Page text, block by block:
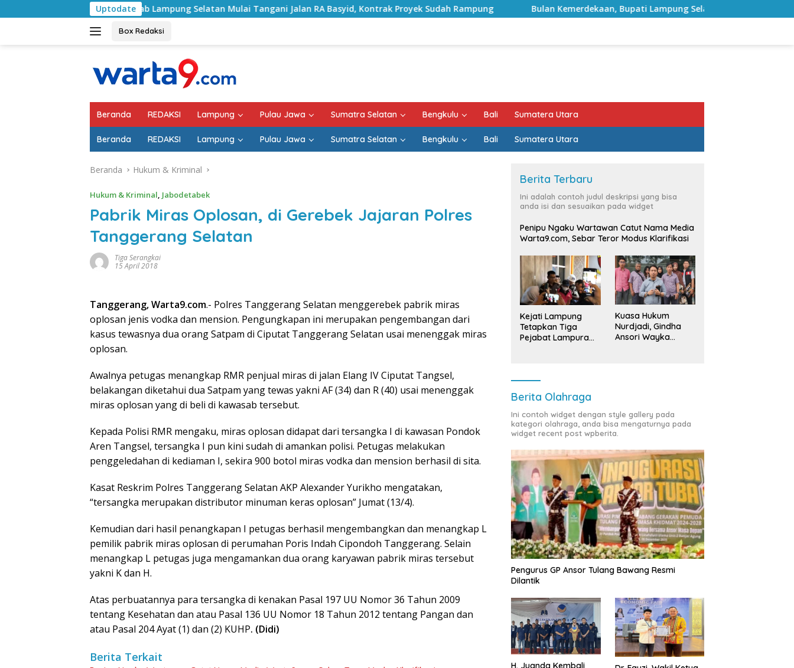
ke
Uptodate
Pemkab Lampung Selatan Mulai Tangani Jalan RA Basyid, Kontrak Proyek Sudah Rampung Bulan Kemerdekaan, Bupati Lampung Selatan Ajak ASN Perkuat Semangat
Box Redaksi
Beranda REDAKSI Lampung Pulau Jawa Sumatra Selatan Bengkulu Bali Sumatera Utara
Beranda REDAKSI Lampung Pulau Jawa Sumatra Selatan Bengkulu Bali Sumatera Utara
Beranda Hukum & Kriminal
Hukum & Kriminal, Jabodetabek
Pabrik Miras Oplosan, di Gerebek Jajaran Polres
Tanggerang Selatan
Tiga Serangkai
15 April 2018
Tanggerang, Warta9.com.- Polres Tanggerang Selatan menggerebek pabrik miras
oplosan jenis vodka dan mension. Pengungkapan ini merupakan pengembangan dari
kasus tewasnya dua orang Satpam di Ciputat Tanggerang Selatan usai menenggak miras
oplosan.
Awalnya petugas menangkap RMR penjual miras di jalan Elang IV Ciputat Tangsel,
belakangan diketahui dua Satpam yang tewas yakni AF (34) dan R (40) usai menenggak
miras oplosan yang di beli di kawasab tersebut.
Kepada Polisi RMR mengaku, miras oplosan didapat dari tersangka I di kawasan Pondok
Aren Tangsel, tersangka I pun kini sudah di amankan polisi. Petugas melakukan
penggeledahan di kediaman I, sekira 900 botol miras vodka dan mension berhasil di sita.
Kasat Reskrim Polres Tanggerang Selatan AKP Alexander Yurikho mengatakan,
“tersangka merupakan distributor minuman keras oplosan” Jumat (13/4).
Kemudian dari hasil penangkapan I petugas berhasil mengembangkan dan menangkap L
pemilik pabrik miras oplosan di perumahan Poris Indah Cipondoh Tanggerang. Selain
menangkap L petugas juga mengamankan dua orang karyawan pabrik miras tersebut
yakni K dan H.
Atas perbuatannya para tersangka di kenakan Pasal 197 UU Nomor 36 Tahun 2009
tentang Kesehatan dan atau Pasal 136 UU Nomor 18 Tahun 2012 tentang Pangan dan
atau Pasal 204 Ayat (1) dan (2) KUHP. (Didi)
Berita Terkait
Berita Terbaru
Ini adalah contoh judul deskripsi yang bisa
anda isi dan sesuaikan pada widget
Penipu Ngaku Wartawan Catut Nama Media
Warta9.com, Sebar Teror Modus Klarifikasi
Kejati Lampung
Tetapkan Tiga
Pejabat Lampura
Kuasa Hukum
Nurdjadi, Gindha
Ansori Wayka
Berita Olahraga
Ini contoh widget dengan style gallery pada
kategori olahraga, anda bisa mengaturnya pada
widget recent post wpberita.
Pengurus GP Ansor Tulang Bawang Resmi
Dilantik
H. Juanda Kembali